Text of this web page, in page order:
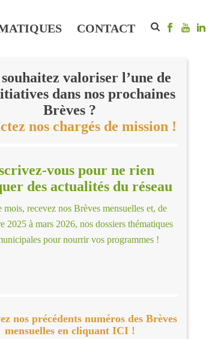
CONTACT
valoriser l’une de
dans nos prochaines
Brèves ?
nos chargés de mission !
vous pour ne rien
des actualités du réseau
mois, recevez nos Brèves mensuelles et, de
2025 à mars 2026, nos dossiers thématiques
pour nourrir vos programmes !
nos précédents numéros des Brèves
mensuelles en cliquant ICI !